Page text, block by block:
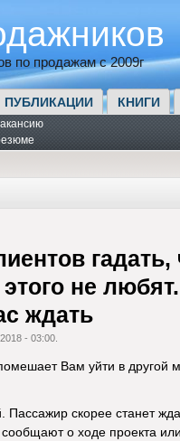
по продажам с 2009г
ПУБЛИКАЦИИ КНИГИ
гадать,
не
ждать
- 03:00.
Вам уйти в
Пассажир скорее станет
о ходе проекта